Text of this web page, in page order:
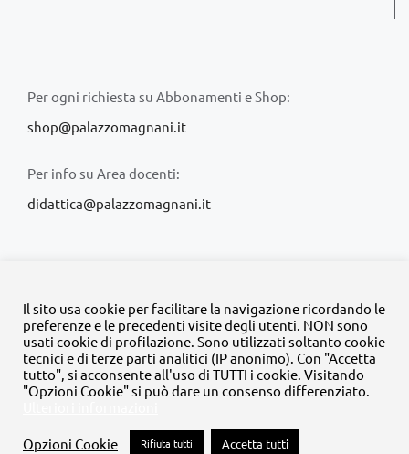
Per ogni richiesta su Abbonamenti e Shop:
shop@palazzomagnani.it
Per info su Area docenti:
didattica@palazzomagnani.it
© Copyright 2020 -2026 | Tutti i diritti riservati | MyFpm è un
progetto dellaFondazione Palazzo Magnani
FacebookInstagram
TwitterLinkedInYouTube
Il sito usa cookie per facilitare la navigazione ricordando le
preferenze e le precedenti visite degli utenti. NON sono
usati cookie di profilazione. Sono utilizzati soltanto cookie
tecnici e di terze parti analitici (IP anonimo). Con "Accetta
tutto", si acconsente all'uso di TUTTI i cookie. Visitando
"Opzioni Cookie" si può dare un consenso differenziato.
Opzioni Cookie Rifiuta tutti Accetta tutti